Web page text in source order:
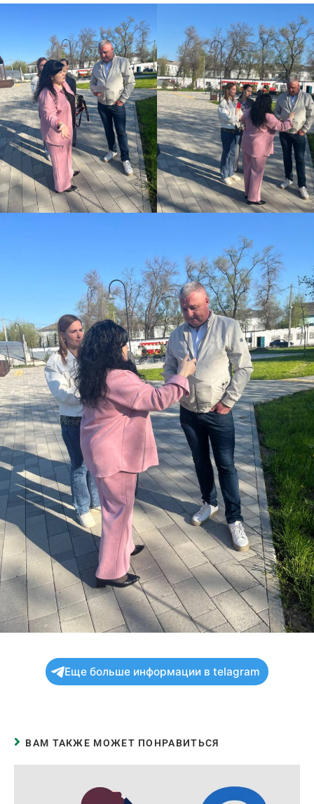
Еще больше информации в telagram
ВАМ ТАКЖЕ МОЖЕТ ПОНРАВИТЬСЯ